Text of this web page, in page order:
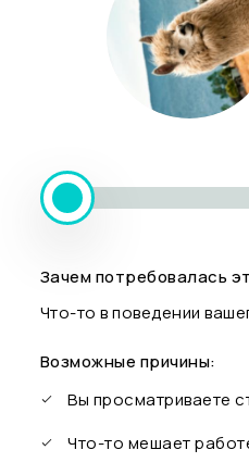
Зачем потребовалась
Что-то в поведении
Возможные причины:
Вы просматриваете
Что-то мешает